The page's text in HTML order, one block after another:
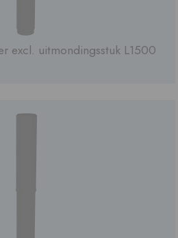
excl. uitmondingsstuk L1500